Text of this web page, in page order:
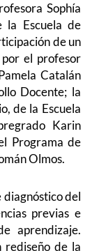
Sophía
la Escuela de
de un
el profesor
Catalán
Docente; la
de la Escuela
Karin
Programa de
Olmos.
diagnóstico del
previas e
aprendizaje.
rediseño de la